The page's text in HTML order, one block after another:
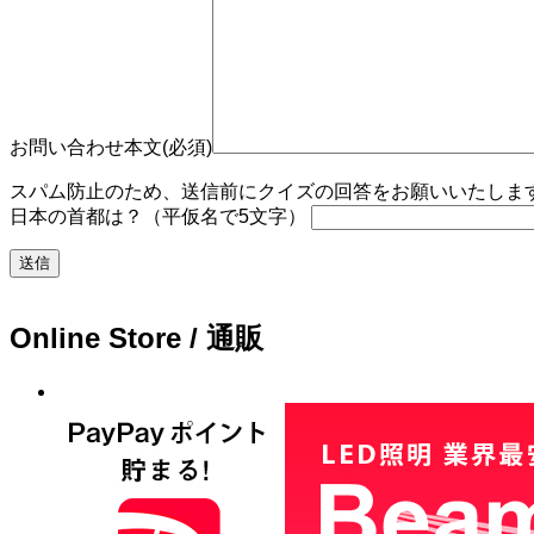
お問い合わせ本文(必須)
スパム防止のため、送信前にクイズの回答をお願いいたしま
日本の首都は？（平仮名で5文字）
Online Store / 通販